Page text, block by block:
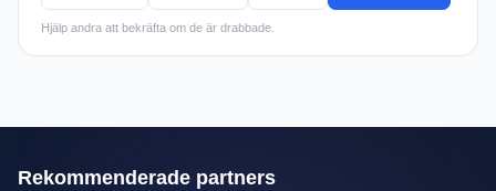
Hjälp andra att bekräfta om de är drabbade.
Rekommenderade partners